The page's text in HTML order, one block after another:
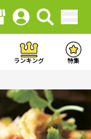
ランキング 特集